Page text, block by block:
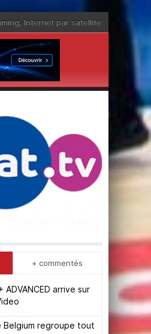
, Internet par satellite
+ commentés
ADVANCED arrive sur
Belgium regroupe tout